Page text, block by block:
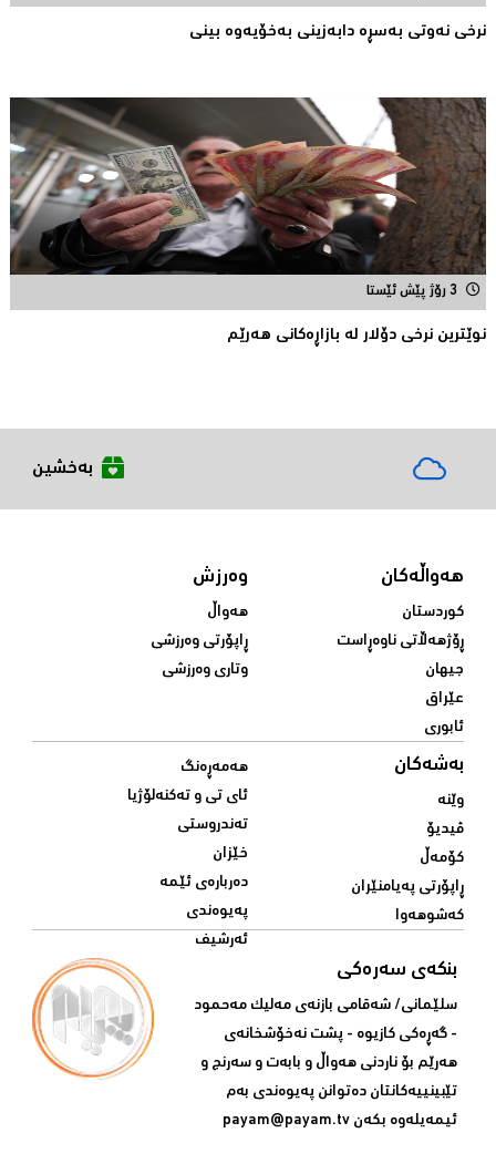
نرخی نه‌وتی به‌سڕه‌ دابه‌زینی به‌خۆیه‌وه‌ بینی
3 رۆژ پێش ئێستا
نوێترین نرخی دۆلار له‌ بازاڕه‌كانی هه‌رێم
بەخشین
هەواڵەکان
کوردستان
ڕۆژهەڵاتی ناوەڕاست
جیهان
عێراق
ئابوری
وەرزش
هەواڵ
ڕاپۆرتی وەرزشی
وتاری وەرزشی
بەشەکان
وێنە
ڤیدیۆ
کۆمەڵ
ڕاپۆرتی پەیامنێران
کەشوهەوا
هەمەڕەنگ
ئای تی و تەکنەلۆژیا
تەندروستی
خێزان
دەربارەی ئێمە
پەیوەندی
ئەرشیف
بنکەی سەرەکی
سلێمانی/ شه‌قامی بازنه‌ی مه‌لیک مه‌حمود
- گه‌ڕه‌کی کازیوه‌ - پشت نه‌خۆشخانه‌ی‌
هه‌رێم بۆ ناردنی‌ هه‌واڵ و بابه‌ت و سه‌رنج و
تێبینییه‌كانتان ده‌توانن په‌یوه‌ندی‌ به‌م
ئیمه‌یله‌وه‌ بكه‌ن payam@payam.tv